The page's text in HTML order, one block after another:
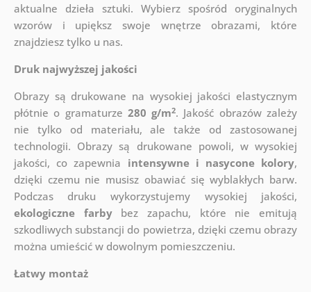
aktualne dzieła sztuki. Wybierz spośród oryginalnych
wzorów i upiększ swoje wnętrze obrazami, które
znajdziesz tylko u nas.
Druk najwyższej jakości
Obrazy są drukowane na wysokiej jakości elastycznym
płótnie o gramaturze 280 g/m2. Jakość obrazów zależy
nie tylko od materiału, ale także od zastosowanej
technologii. Obrazy są drukowane powoli, w wysokiej
jakości, co zapewnia intensywne i nasycone kolory,
dzięki czemu nie musisz obawiać się wyblakłych barw.
Podczas druku wykorzystujemy wysokiej jakości,
ekologiczne farbybez zapachu, które nie emitują
szkodliwych substancji do powietrza, dzięki czemu obrazy
można umieścić w dowolnym pomieszczeniu.
Łatwy montaż